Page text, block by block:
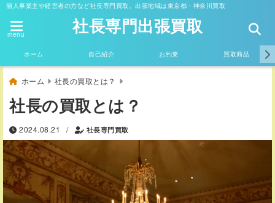
個人事業主や経営者の方など社長専門買取。出張地域は東京都・神奈川買取
menu 社長専門出張買取
ホーム 自己紹介 お約束 買取商品
ホーム 社長の買取とは？
社長の買取とは？
2024.08.21 / 社長専門買取